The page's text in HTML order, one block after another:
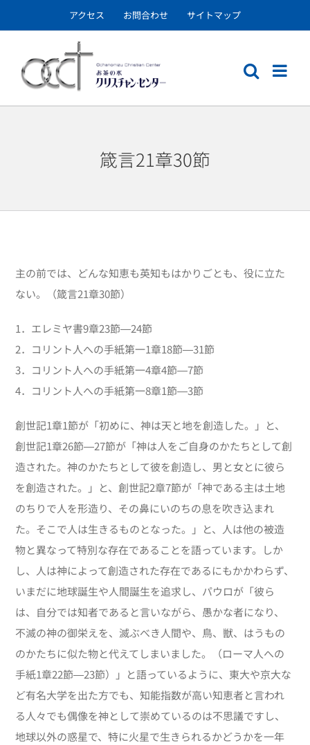
to
アクセス お問合わせ サイトマップ
箴言21章30節
主の前では、どんな知恵も英知もはかりごとも、役に立た
ない。（箴言21章30節）
1．エレミヤ書9章23節―24節
2．コリント人への手紙第一1章18節―31節
3．コリント人への手紙第一4章4節―7節
4．コリント人への手紙第一8章1節―3節
創世記1章1節が「初めに、神は天と地を創造した。」と、
創世記1章26節―27節が「神は人をご自身のかたちとして創
造された。神のかたちとして彼を創造し、男と女とに彼ら
を創造された。」と、創世記2章7節が「神である主は土地
のちりで人を形造り、その鼻にいのちの息を吹き込まれ
た。そこで人は生きるものとなった。」と、人は他の被造
物と異なって特別な存在であることを語っています。しか
し、人は神によって創造された存在であるにもかかわらず、
いまだに地球誕生や人間誕生を追求し、パウロが「彼ら
は、自分では知者であると言いながら、愚かな者になり、
不滅の神の御栄えを、滅ぶべき人間や、鳥、獣、はうもの
のかたちに似た物と代えてしまいました。（ローマ人への
手紙1章22節―23節）」と語っているように、東大や京大な
ど有名大学を出た方でも、知能指数が高い知恵者と言われ
る人々でも偶像を神として崇めているのは不思議ですし、
地球以外の惑星で、特に火星で生きられるかどうかを一年